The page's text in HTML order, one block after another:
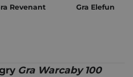
Revenant Gra Elefun
Gra Warcaby 100